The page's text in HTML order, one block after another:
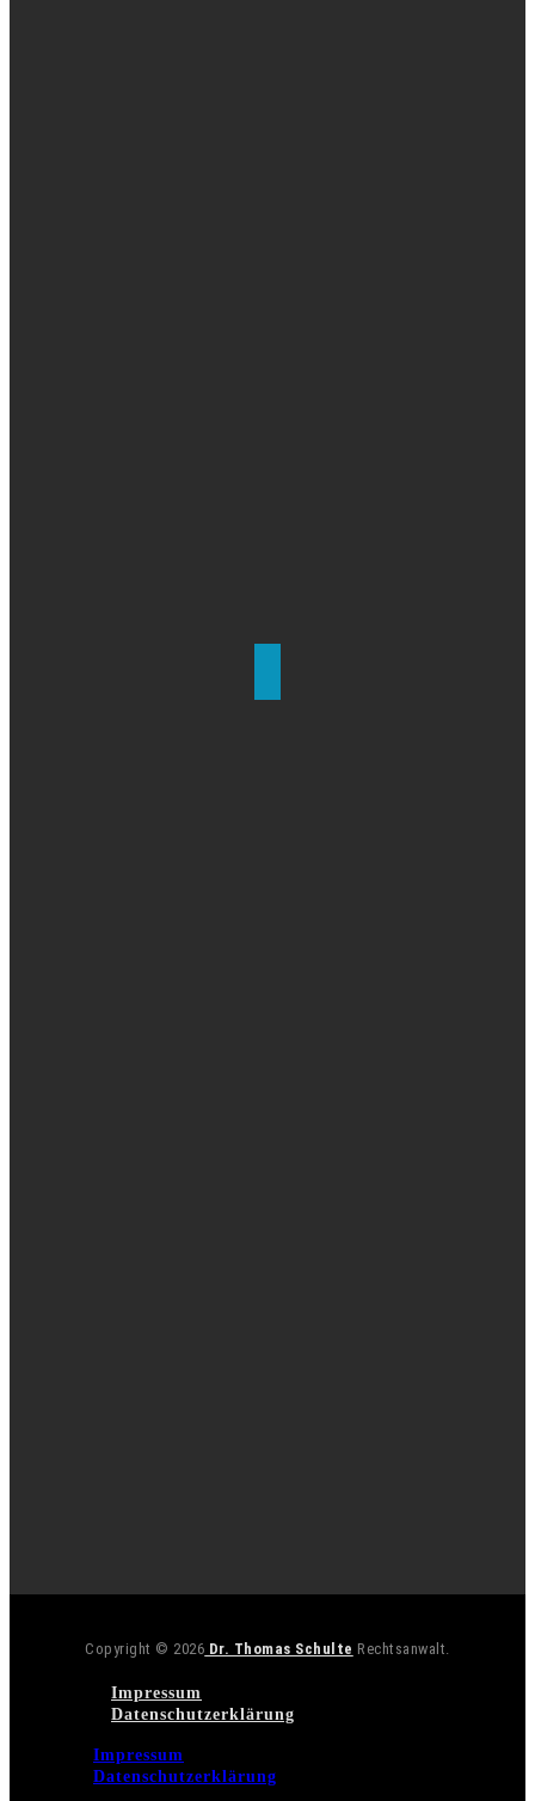
Copyright © 2026 Dr. Thomas Schulte Rechtsanwalt.
Impressum
Datenschutzerklärung
Impressum
Datenschutzerklärung